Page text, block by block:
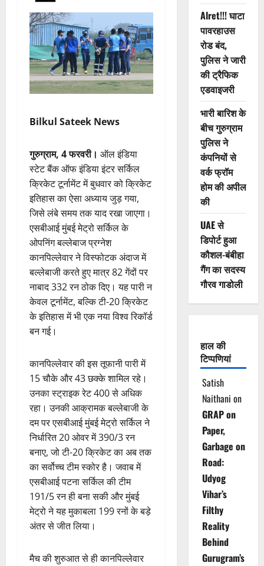
Bilkul Sateek News
गुरुग्राम, 4 फरवरी। ऑल इंडिया
स्टेट बैंक ऑफ इंडिया इंटर सर्किल
क्रिकेट टूर्नामेंट में बुधवार को क्रिकेट
इतिहास का ऐसा अध्याय जुड़ गया,
जिसे लंबे समय तक याद रखा जाएगा।
एसबीआई मुंबई मेट्रो सर्किल के
ओपनिंग बल्लेबाज प्रग्नेश
कानपिल्लेवार ने विस्फोटक अंदाज में
बल्लेबाजी करते हुए मात्र 82 गेंदों पर
नाबाद 332 रन ठोक दिए। यह पारी न
केवल टूर्नामेंट, बल्कि टी-20 क्रिकेट
के इतिहास में भी एक नया विश्व रिकॉर्ड
बन गई।
कानपिल्लेवार की इस तूफानी पारी में
15 चौके और 43 छक्के शामिल रहे।
उनका स्ट्राइक रेट 400 से अधिक
रहा। उनकी आक्रामक बल्लेबाजी के
दम पर एसबीआई मुंबई मेट्रो सर्किल ने
निर्धारित 20 ओवर में 390/3 रन
बनाए, जो टी-20 क्रिकेट का अब तक
का सर्वोच्च टीम स्कोर है। जवाब में
एसबीआई पटना सर्किल की टीम
191/5 रन ही बना सकी और मुंबई
मेट्रो ने यह मुकाबला 199 रनों के बड़े
अंतर से जीत लिया।
मैच की शुरुआत से ही कानपिल्लेवार
Alret!!! घाटा
पावरहाउस
रोड बंद,
पुलिस ने जारी
की ट्रैफिक
एडवाइजरी
भारी बारिश के
बीच गुरुग्राम
पुलिस ने
कंपनियों से
वर्क फ्रॉम
होम की अपील
की
UAE से
डिपोर्ट हुआ
कौशल-बंबीहा
गैंग का सदस्य
गौरव गाडोली
हाल की
टिप्पणियां
Satish
Naithani on
GRAP on
Paper,
Garbage on
Road:
Udyog
Vihar’s
Filthy
Reality
Behind
Gurugram’s